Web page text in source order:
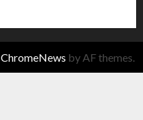
ChromeNews by AF themes.